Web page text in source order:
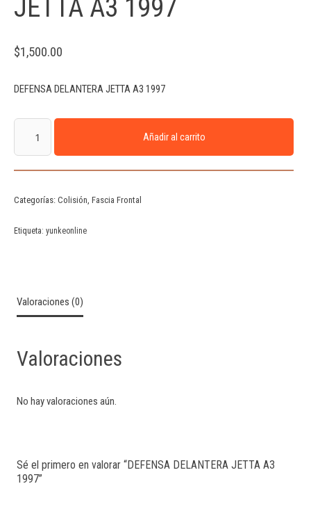
JETTA A3 1997
$1,500.00
DEFENSA DELANTERA JETTA A3 1997
Añadir al carrito
Categorías: Colisión, Fascia Frontal
Etiqueta: yunkeonline
Valoraciones (0)
Valoraciones
No hay valoraciones aún.
Sé el primero en valorar “DEFENSA DELANTERA JETTA A3
1997”